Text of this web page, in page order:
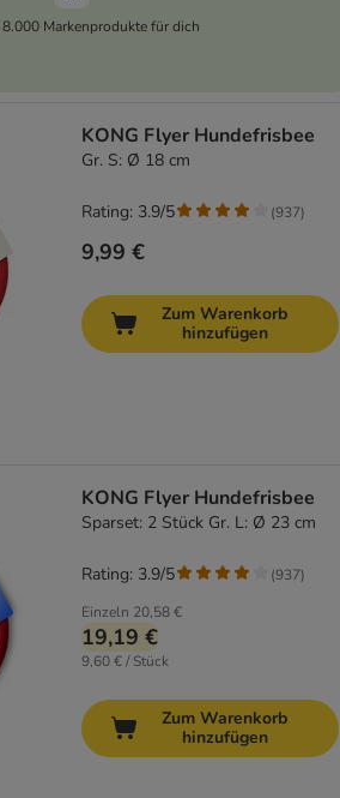
Markenprodukte für dich
KONG Flyer Hundefrisbee
Gr. S: Ø 18 cm
9,99 €
Rating: 3.9/5 (937)
Zum Warenkorb
hinzufügen
KONG Flyer Hundefrisbee
Sparset: 2 Stück Gr. L: Ø 23 cm
Einzeln 20,58 €
19,19 €
9,60 € / Stück
Rating: 3.9/5 (937)
Zum Warenkorb
hinzufügen